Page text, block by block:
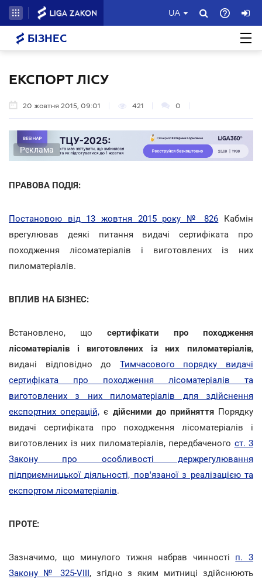
UA
БІЗНЕС
ЕКСПОРТ ЛІСУ
20 жовтня 2015, 09:01 421 0
Реклама
ПРАВОВА ПОДІЯ:
Постановою від 13 жовтня 2015 року № 826 Кабмін
врегулював деякі питання видачі сертифіката про
походження лісоматеріалів і виготовлених із них
пиломатеріалів.
ВПЛИВ НА БІЗНЕС:
Встановлено, що сертифікати про походження
лісоматеріалів і виготовлених із них пиломатеріалів,
видані відповідно до Тимчасового порядку видачі
сертифіката про походження лісоматеріалів та
виготовлених з них пиломатеріалів для здійснення
експортних операцій, є дійсними до прийняттяПорядку
видачі сертифіката про походження лісоматеріалів і
виготовлених із них пиломатеріалів, передбаченого ст. 3
Закону про особливості держрегулювання
підприємницької діяльності, пов'язаної з реалізацією та
експортом лісоматеріалів.
ПРОТЕ:
Зазначимо, що минулого тижня набрав чинності п. 3
Закону № 325-VIII, згідно з яким митниці здійснюють